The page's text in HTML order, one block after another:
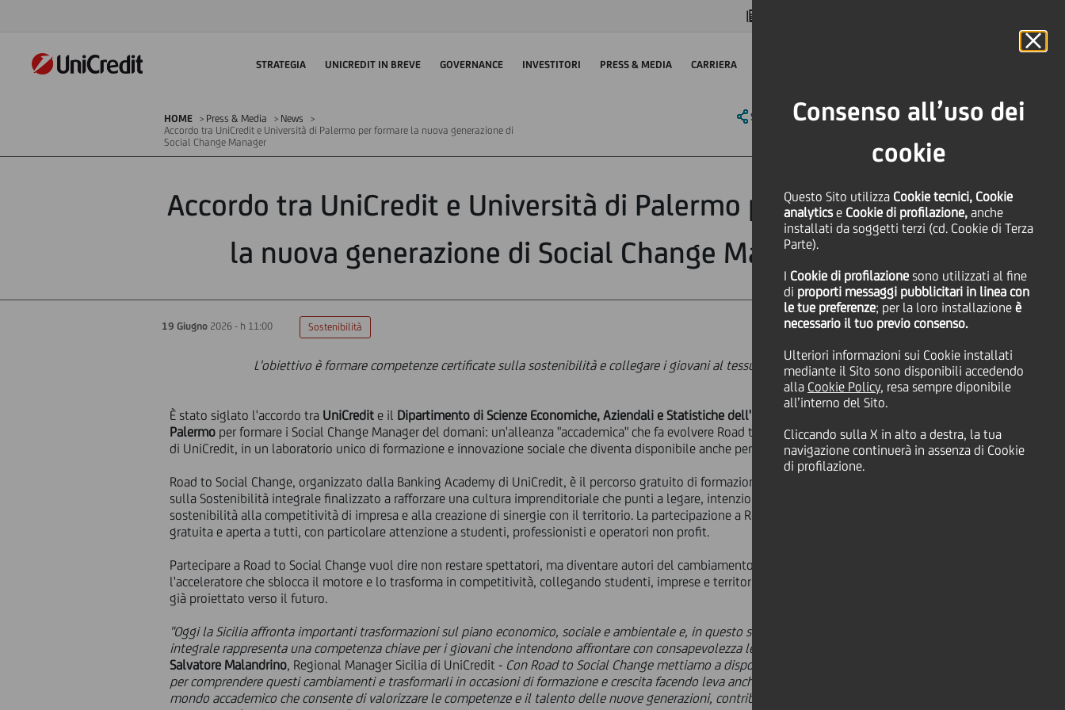
Consenso all’uso dei
cookie
Questo Sito utilizza Cookie tecnici, Cookie
analyticse Cookie di profilazione, anche
installati da soggetti terzi (cd. Cookie di Terza
Parte).
I Cookie di profilazione sono utilizzati al fine
di proporti messaggi pubblicitari in linea con
le tue preferenze; per la loro installazione è
necessario il tuo previo consenso.
Ulteriori informazioni sui Cookie installati
mediante il Sito sono disponibili accedendo
alla Cookie Policy, resa sempre diponibile
all’interno del Sito.
Cliccando sulla X in alto a destra, la tua
navigazione continuerà in assenza di Cookie
di profilazione.
STRATEGIA UNICREDIT IN BREVE GOVERNANCE INVESTITORI PRESS & MEDIA CARRIERA
HOME Press & Media
News
Accordo tra UniCredit e Università di Palermo per formare la nuova generazione di
Social Change Manager
SHARE PRINT SEND
Accordo tra UniCredit e Università di Palermo per formare
la nuova generazione di Social Change Manager
19 Giugno 2026 - h 11:00 Sostenibilità
L'obiettivo è formare competenze certificate sulla sostenibilità e collegare i giovani al tessuto produttivo
È stato siglato l'accordo tra UniCredit e il Dipartimento di Scienze Economiche, Aziendali e Statistiche dell'Università degli Studi di
Palermo per formare i Social Change Manager del domani: un'alleanza "accademica" che fa evolvere Road to Social Change, il progetto
di UniCredit, in un laboratorio unico di formazione e innovazione sociale che diventa disponibile anche per gli studenti universitari.
Road to Social Change, organizzato dalla Banking Academy di UniCredit, è il percorso gratuito di formazione e di creazione di cultura
sulla Sostenibilità integrale finalizzato a rafforzare una cultura imprenditoriale che punti a legare, intenzionalmente, la strategia di
sostenibilità alla competitività di impresa e alla creazione di sinergie con il territorio. La partecipazione a Road to Social Change è
gratuita e aperta a tutti, con particolare attenzione a studenti, professionisti e operatori non profit.
Partecipare a Road to Social Change vuol dire non restare spettatori, ma diventare autori del cambiamento. Road to Social Change è
l'acceleratore che sblocca il motore e lo trasforma in competitività, collegando studenti, imprese e territorio in un network nazionale
già proiettato verso il futuro.
"Oggi la Sicilia affronta importanti trasformazioni sul piano economico, sociale e ambientale e, in questo scenario, la sostenibilità
integrale rappresenta una competenza chiave per i giovani che intendono affrontare con consapevolezza le sfide del domani
Salvatore Malandrino, Regional Manager Sicilia di UniCredit - Con Road to Social Change mettiamo a disposizione strumenti concreti
per comprendere questi cambiamenti e trasformarli in occasioni di formazione e crescita facendo leva anche sulla collaborazione con il
mondo accademico che consente di valorizzare le competenze e il talento delle nuove generazioni, contribuendo a generare crescita e